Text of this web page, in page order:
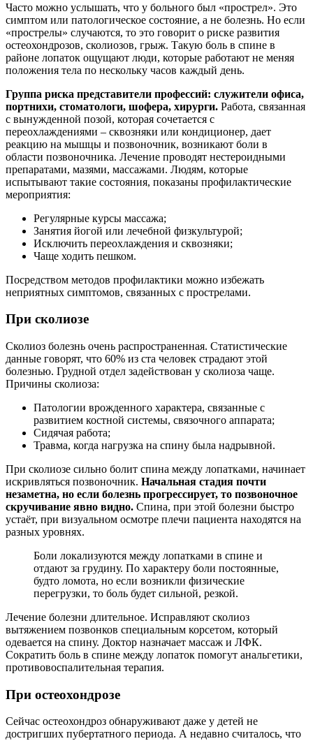
Часто можно услышать, что у больного был «прострел». Это
симптом или патологическое состояние, а не болезнь. Но если
«прострелы» случаются, то это говорит о риске развития
остеохондрозов, сколиозов, грыж. Такую боль в спине в
районе лопаток ощущают люди, которые работают не меняя
положения тела по нескольку часов каждый день.
Группа риска представители профессий: служители офиса,
портнихи, стоматологи, шофера, хирурги. Работа, связанная
с вынужденной позой, которая сочетается с
переохлаждениями – сквозняки или кондиционер, дает
реакцию на мышцы и позвоночник, возникают боли в
области позвоночника. Лечение проводят нестероидными
препаратами, мазями, массажами. Людям, которые
испытывают такие состояния, показаны профилактические
мероприятия:
Регулярные курсы массажа;
Занятия йогой или лечебной физкультурой;
Исключить переохлаждения и сквозняки;
Чаще ходить пешком.
Посредством методов профилактики можно избежать
неприятных симптомов, связанных с прострелами.
При сколиозе
Сколиоз болезнь очень распространенная. Статистические
данные говорят, что 60% из ста человек страдают этой
болезнью. Грудной отдел задействован у сколиоза чаще.
Причины сколиоза:
Патологии врожденного характера, связанные с
развитием костной системы, связочного аппарата;
Сидячая работа;
Травма, когда нагрузка на спину была надрывной.
При сколиозе сильно болит спина между лопатками, начинает
искривляться позвоночник. Начальная стадия почти
незаметна, но если болезнь прогрессирует, то позвоночное
скручивание явно видно. Спина, при этой болезни быстро
устаёт, при визуальном осмотре плечи пациента находятся на
разных уровнях.
Боли локализуются между лопатками в спине и
отдают за грудину. По характеру боли постоянные,
будто ломота, но если возникли физические
перегрузки, то боль будет сильной, резкой.
Лечение болезни длительное. Исправляют сколиоз
вытяжением позвонков специальным корсетом, который
одевается на спину. Доктор назначает массаж и ЛФК.
Сократить боль в спине между лопаток помогут анальгетики,
противовоспалительная терапия.
При остеохондрозе
Сейчас остеохондроз обнаруживают даже у детей не
достригших пубертатного периода. А недавно считалось, что